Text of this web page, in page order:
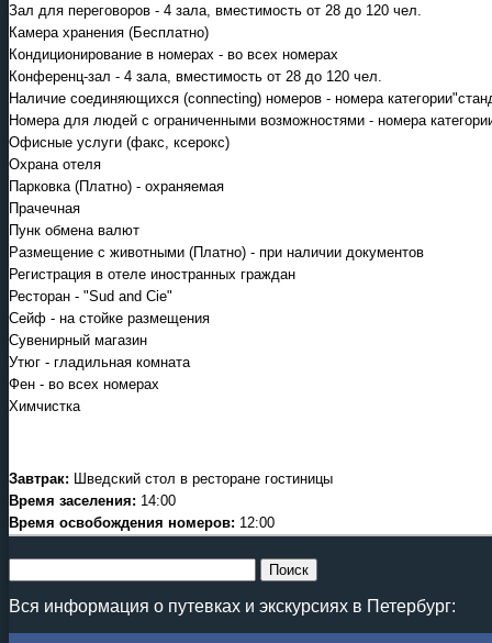
Зал для переговоров - 4 зала, вместимость от 28 до 120 чел.
Камера хранения (Бесплатно)
Кондиционирование в номерах - во всех номерах
Конференц-зал - 4 зала, вместимость от 28 до 120 чел.
Наличие соединяющихся (connecting) номеров - номера
Номера для людей с ограниченными возможностями - номера
Офисные услуги (факс, ксерокс)
Охрана отеля
Парковка (Платно) - охраняемая
Прачечная
Пунк обмена валют
Размещение с животными (Платно) - при наличии документов
Регистрация в отеле иностранных граждан
Ресторан - "Sud and Cie"
Сейф - на стойке размещения
Сувенирный магазин
Утюг - гладильная комната
Фен - во всех номерах
Химчистка
Завтрак: Шведский стол в ресторане гостиницы
Время заселения: 14:00
Время освобождения номеров: 12:00
Вся информация о путевках и экскурсиях в Петербург: